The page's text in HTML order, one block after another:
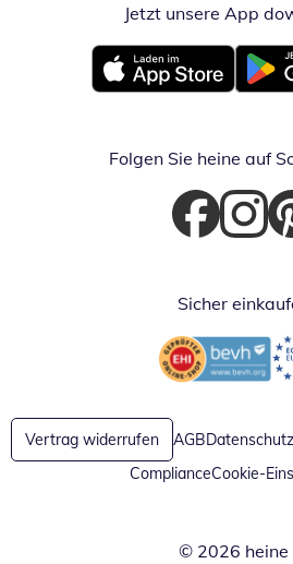
Jetzt unsere App
Öffnet in neuem Fenster
Öffnet
Folgen Sie heine auf
Öffnet inÖffnet in
Sicher
Öffnet in neuem
Vertrag widerrufen AGBDatenschutz
ComplianceCookie-
© 2026 heine